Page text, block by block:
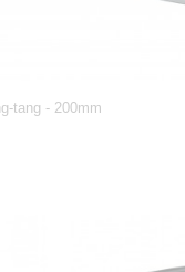
tang - 200mm